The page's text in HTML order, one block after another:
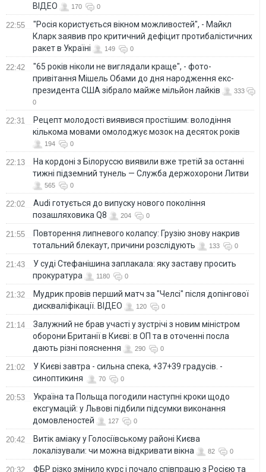
ВІДЕО
170 0
22:55
"Росія користується вікном можливостей", - Майкл
Кларк заявив про критичний дефіцит протибалістичних
ракет в Україні
149 0
22:42
"65 років ніколи не виглядали краще", - фото-
привітання Мішель Обами до дня народження екс-
президента США зібрало майже мільйон лайків
333
0
22:31
Рецепт молодості виявився простішим: володіння
кількома мовами омолоджує мозок на десяток років
194 0
22:13
На кордоні з Білоруссю виявили вже третій за останні
тижні підземний тунель — Служба держохорони Литви
565 0
22:02
Audi готується до випуску нового покоління
позашляховика Q8
204 0
21:55
Повторення липневого колапсу: Грузію знову накрив
тотальний блекаут, причини розслідують
133 0
21:43
У суді Стефанішина заплакала: яку заставу просить
прокуратура
1180 0
21:32
Мудрик провів перший матч за "Челсі" після допінгової
дискваліфікації. ВІДЕО
120 0
21:14
Залужний не брав участі у зустрічі з новим міністром
оборони Британії в Києві: в ОП та в оточенні посла
дають різні пояснення
290 0
21:02
У Києві завтра - сильна спека, +37+39 градусів. -
синоптикиня
70 0
20:53
Україна та Польща погодили наступні кроки щодо
ексгумацій: у Львові підбили підсумки виконання
домовленостей
127 0
20:42
Витік аміаку у Голосіївському районі Києва
локалізували: чи можна відкривати вікна
82 0
20:32 ФБР різко змінило курс і почало співпрацю з Росією та